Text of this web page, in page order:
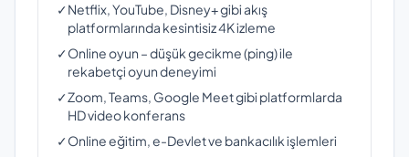
✓Netflix, YouTube, Disney+ gibi akış
platformlarında kesintisiz 4K izleme
✓Online oyun – düşük gecikme (ping) ile
rekabetçi oyun deneyimi
✓Zoom, Teams, Google Meet gibi platformlarda
HD video konferans
✓Online eğitim, e-Devlet ve bankacılık işlemleri